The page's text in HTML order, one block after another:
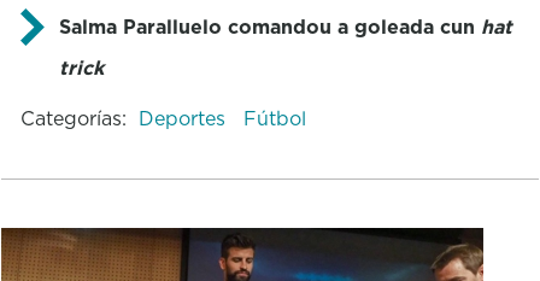
Salma Paralluelo comandou a goleada cun hat
trick
Categorías: Deportes Fútbol